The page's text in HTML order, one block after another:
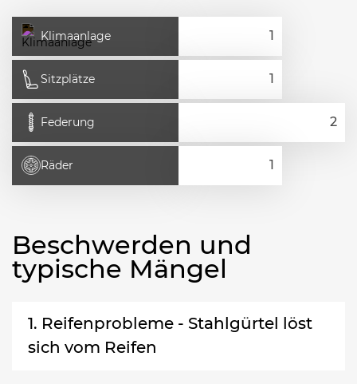
Klimaanlage
Sitzplätze
Federung
Räder
Beschwerden und
typische Mängel
1. Reifenprobleme - Stahlgürtel löst
sich vom Reifen